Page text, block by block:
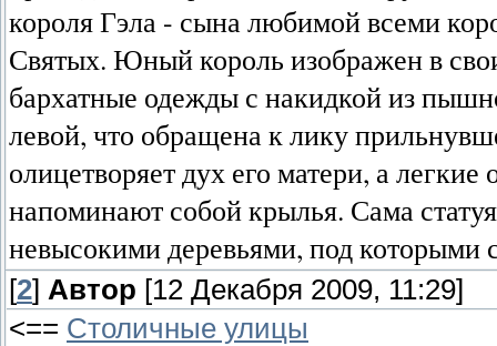
короля Гэла - сына любимой всеми
Святых. Юный король изображен в
бархатные одежды с накидкой из
левой, что обращена к лику
олицетворяет дух его матери, а
напоминают собой крылья. Сама
невысокими деревьями, под которыми
[2] Автор [12 Декабря 2009, 11:29]
<== Столичные улицы